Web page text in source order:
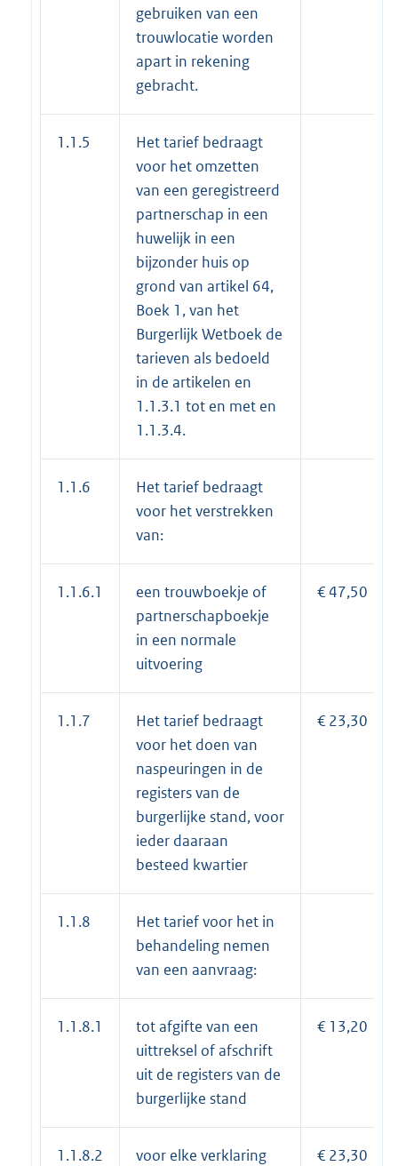
gebruiken van een
trouwlocatie worden
apart in rekening
gebracht.
1.1.5
Het tarief bedraagt
voor het omzetten
van een geregistreerd
partnerschap in een
huwelijk in een
bijzonder huis op
grond van artikel 64,
Boek 1, van het
Burgerlijk Wetboek de
tarieven als bedoeld
in de artikelen en
1.1.3.1 tot en met en
1.1.3.4.
1.1.6
Het tarief bedraagt
voor het verstrekken
van:
1.1.6.1
een trouwboekje of
partnerschapboekje
in een normale
uitvoering
€ 47,50
1.1.7
Het tarief bedraagt
voor het doen van
naspeuringen in de
registers van de
burgerlijke stand, voor
ieder daaraan
besteed kwartier
€ 23,30
1.1.8
Het tarief voor het in
behandeling nemen
van een aanvraag:
1.1.8.1
tot afgifte van een
uittreksel of afschrift
uit de registers van de
burgerlijke stand
€ 13,20
1.1.8.2
voor elke verklaring
€ 23,30